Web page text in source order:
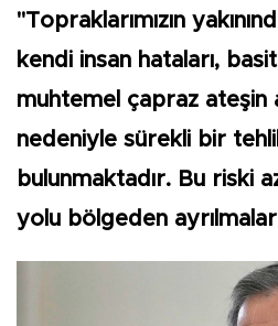
"Topraklarımızın
kendi insan hataları,
muhtemel çapraz ateşin
nedeniyle sürekli bir
bulunmaktadır. Bu riski
yolu bölgeden